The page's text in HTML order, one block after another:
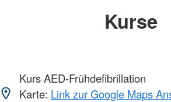
Kurse
Kurs AED-Frühdefibrillation
Karte: Link zur Google Maps